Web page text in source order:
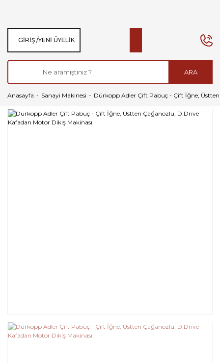
ARA
GIRIŞ /YENI ÜYELIK
Anasayfa Sanayi Makinesi Dürkopp Adler Çift Pabuç - Çift İğne,